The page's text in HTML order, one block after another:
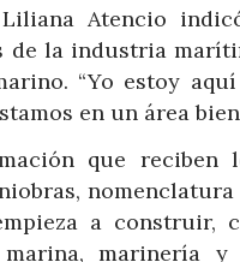
Atencio
de la industria
“Yo estoy
en un área
que reciben
a construir,
marinería y